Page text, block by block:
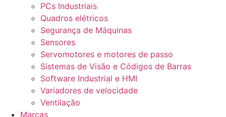
PCs Industriais
Quadros elétricos
Segurança de Máquinas
Sensores
Servomotores e motores de passo
Sistemas de Visão e Códigos de Barras
Software Industrial e HMI
Variadores de velocidade
Ventilação
Marcas